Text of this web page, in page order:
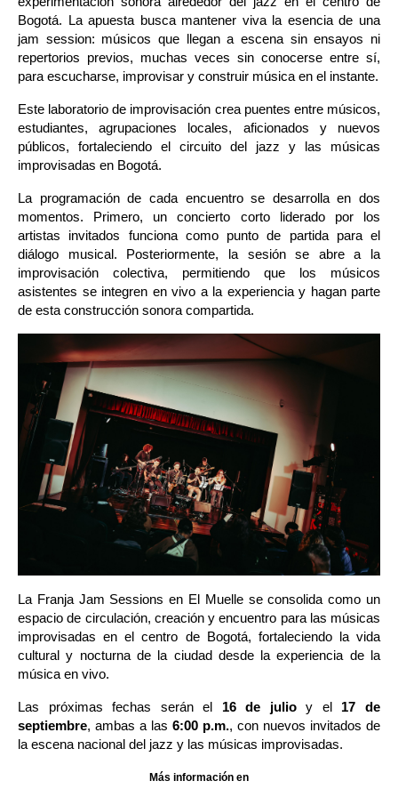
Bogotá. La apuesta busca mantener viva la esencia de una
jam session: músicos que llegan a escena sin ensayos ni
repertorios previos, muchas veces sin conocerse entre sí,
para escucharse, improvisar y construir música en el instante.
Este laboratorio de improvisación crea puentes entre músicos,
estudiantes, agrupaciones locales, aficionados y nuevos
públicos, fortaleciendo el circuito del jazz y las músicas
improvisadas en Bogotá.
La programación de cada encuentro se desarrolla en dos
momentos. Primero, un concierto corto liderado por los
artistas invitados funciona como punto de partida para el
diálogo musical. Posteriormente, la sesión se abre a la
improvisación colectiva, permitiendo que los músicos
asistentes se integren en vivo a la experiencia y hagan parte
de esta construcción sonora compartida.
La Franja Jam Sessions en El Muelle se consolida como un
espacio de circulación, creación y encuentro para las músicas
improvisadas en el centro de Bogotá, fortaleciendo la vida
cultural y nocturna de la ciudad desde la experiencia de la
música en vivo.
Las próximas fechas serán el 16 de julio y el 17 de
septiembre, ambas a las 6:00 p.m., con nuevos invitados de
la escena nacional del jazz y las músicas improvisadas.
Más información en